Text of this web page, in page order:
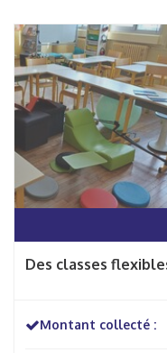
Des classes
Montant collecté :